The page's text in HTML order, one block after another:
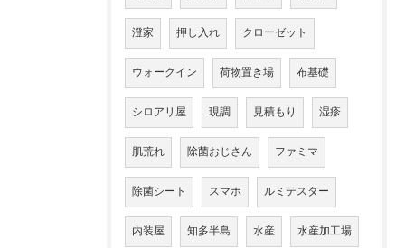
澄家 押し入れ クローゼット
ウォークイン 荷物置き場 布基礎
シロアリ屋 現調 見積もり 湿疹
肌荒れ 除菌おじさん ファミマ
除菌シート スマホ ルミテスター
内装屋 知多半島 水産 水産加工場